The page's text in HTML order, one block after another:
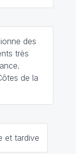
des
très
de la
et tardive